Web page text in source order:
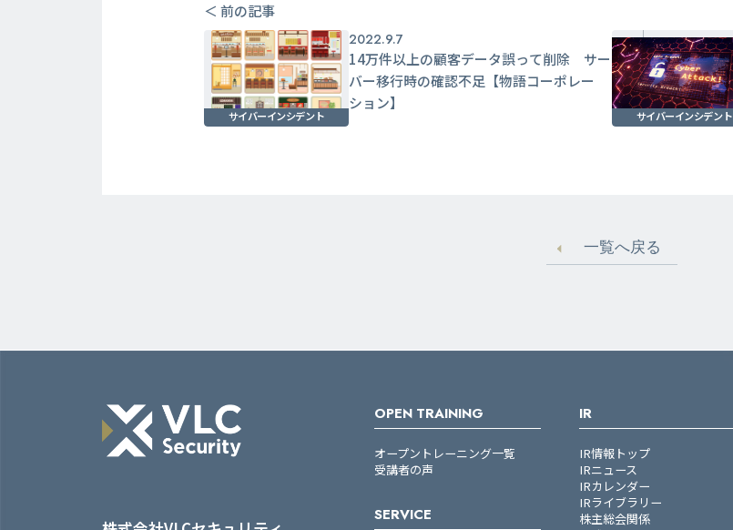
＜ 前の記事
サイバーインシデント
2022.9.7
14万件以上の顧客データ誤って削除 サー
バー移行時の確認不足【物語コーポレー
ション】
サイバーインシデント
一覧へ戻る
OPEN TRAINING
オープントレーニング一覧
受講者の声
SERVICE
IR
IR情報トップ
IRニュース
IRカレンダー
IRライブラリー
株主総会関係